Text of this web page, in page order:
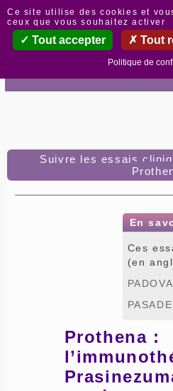
Suivre les essais
En
Ces
(en
PADOVA
Prothena :
Panneau de gestion des
Ce site utilise des cookies et
ceux que vous souhaitez activer
Tout accepter Tout
Politique de